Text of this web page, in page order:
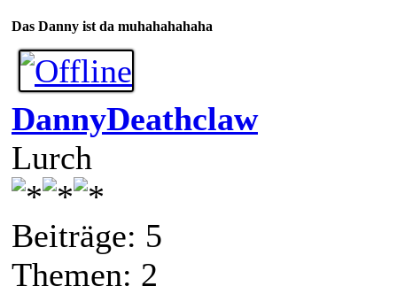
Das Danny ist da muhahahahaha
DannyDeathclaw
Lurch
Beiträge: 5
Themen: 2